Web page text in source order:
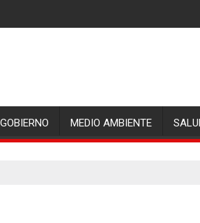
GOBIERNO MEDIO AMBIENTE